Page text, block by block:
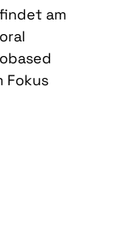
am
Fokus